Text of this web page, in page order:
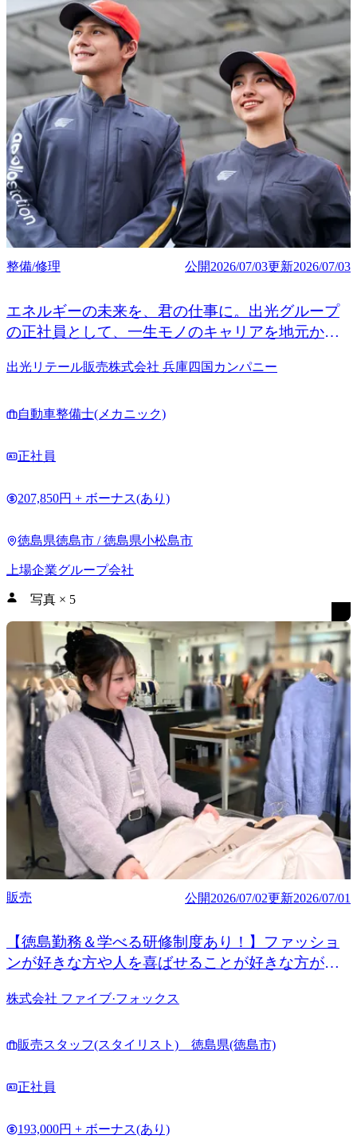
整備/修理 公開2026/07/03更新2026/07/03
エネルギーの未来を、君の仕事に。出光グループ
の正社員として、一生モノのキャリアを地元か
出光リテール販売株式会社 兵庫四国カンパニー
自動車整備士(メカニック)
正社員
207,850円 + ボーナス(あり)
徳島県徳島市 / 徳島県小松島市
上場企業グループ会社
写真 × 5
販売 公開2026/07/02更新2026/07/01
【徳島勤務＆学べる研修制度あり！】ファッショ
ンが好きな方や人を喜ばせることが好きな方が活
株式会社 ファイブ·フォックス
販売スタッフ(スタイリスト) 徳島県(徳島市)
正社員
193,000円 + ボーナス(あり)